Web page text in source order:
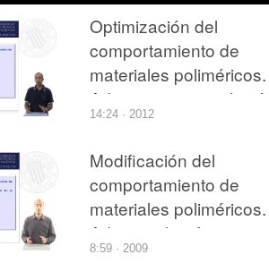
Optimización del
comportamiento de
materiales poliméricos.
Aditivos para
térmica.
14:24 · 2012
Modificación del
comportamiento de
materiales poliméricos.
Aditivos plastificantes
8:59 · 2009